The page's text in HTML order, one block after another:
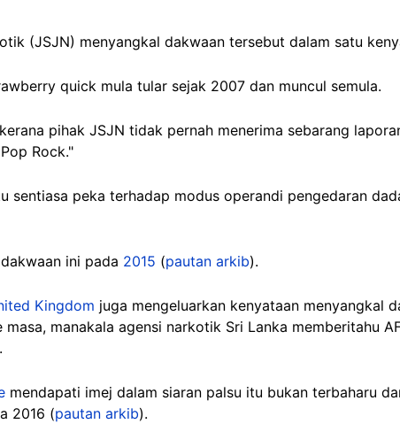
(JSJN) menyangkal dakwaan tersebut dalam satu
quick mula tular sejak 2007 dan muncul semula.
pihak JSJN tidak pernah menerima sebarang
Rock."
sentiasa peka terhadap modus operandi pengedaran
ini pada 2015 (pautan arkib).
Kingdom juga mengeluarkan kenyataan menyangkal
manakala agensi narkotik Sri Lanka memberitahu
mendapati imej dalam siaran palsu itu bukan terbaharu
2016 (pautan arkib).